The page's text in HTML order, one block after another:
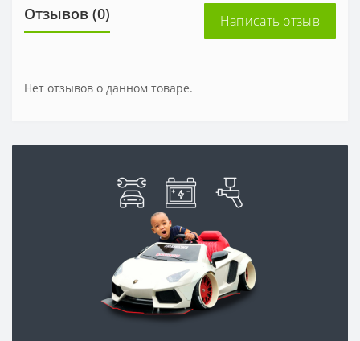
Отзывов (0) Написать отзыв
Нет отзывов о данном товаре.